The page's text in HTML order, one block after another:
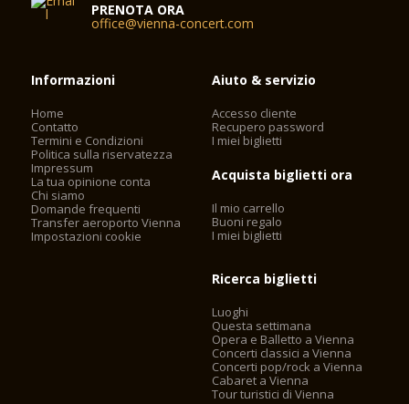
PRENOTA ORA
office@vienna-concert.com
Informazioni
Home
Contatto
Termini e Condizioni
Politica sulla riservatezza
Impressum
La tua opinione conta
Chi siamo
Domande frequenti
Transfer aeroporto Vienna
Impostazioni cookie
Aiuto & servizio
Accesso cliente
Recupero password
I miei biglietti
Acquista biglietti ora
Il mio carrello
Buoni regalo
I miei biglietti
Ricerca biglietti
Luoghi
Questa settimana
Opera e Balletto a Vienna
Concerti classici a Vienna
Concerti pop/rock a Vienna
Cabaret a Vienna
Tour turistici di Vienna